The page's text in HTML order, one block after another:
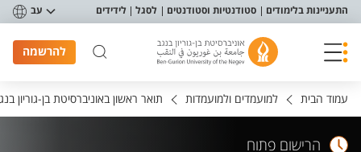
תפריט נגישות
התעניינות בלימודים סטודנטיות וסטודנטים לסגל לידידים עב
להרשמה
עמוד הבית למועמדים ולמועמדות תואר ראשון באוניברסיטת בן-גוריון
הרישום פתוח